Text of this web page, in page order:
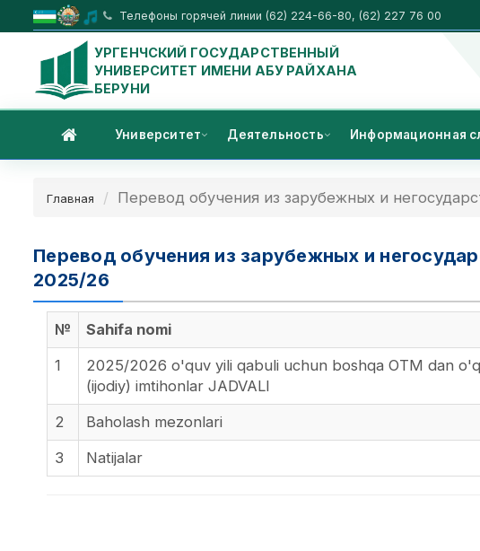
Телефоны горячей линии (62) 224-66-80, (62) 227 76 00
УРГЕНЧСКИЙ ГОСУДАРСТВЕННЫЙ
УНИВЕРСИТЕТ ИМЕНИ АБУ РАЙХАНА
БЕРУНИ
Университет Деятельность Информационная
Главная Перевод обучения из зарубежных и
Перевод обучения из зарубежных и
2025/26
№
Sahifa nomi
1
2025/2026 o'quv yili qabuli uchun boshqa OTM dan
(ijodiy) imtihonlar JADVALI
2 Baholash mezonlari
3 Natijalar